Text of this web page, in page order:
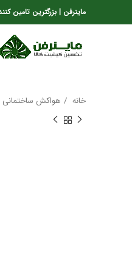
ماینرفن | بزرگترین تامین
خانه هواکش ساختمانی